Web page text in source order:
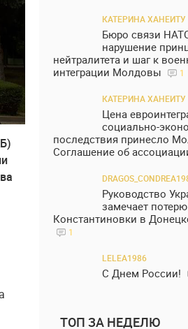
КАТЕРИНА ХАНЕИТУ
Бюро связи
нарушение
нейтралитета и шаг к
интеграции Молдовы
1
КАТЕРИНА ХАНЕИТУ
Цена
социально-
последствия принесло
Соглашение об
Руководство
замечает потерю
Константиновки в
1
LELEA1986
С Днем России!
ТОП ЗА НЕДЕЛЮ